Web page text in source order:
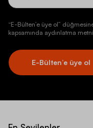
“E-Bülten’e üye ol”
kapsamında aydınlatma
E-Bülten’e üye ol